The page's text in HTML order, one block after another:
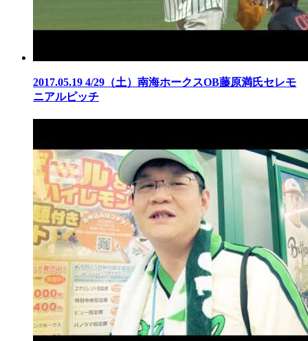
2017.05.19 4/29（土）南海ホークスOB藤原満氏セレモ
ニアルピッチ